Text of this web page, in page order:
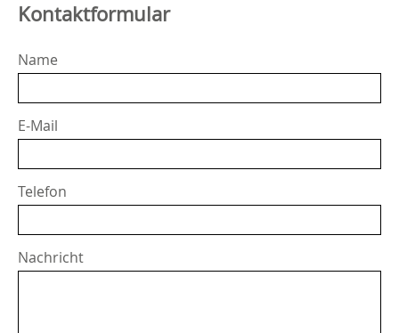
Kontaktformular
Name
E-Mail
Telefon
Nachricht